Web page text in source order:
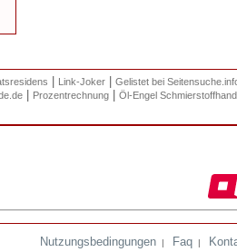
Link-Joker
Gelistet bei
Prozentrechnung Öl-Engel
Nutzungsbedingungen | Faq |